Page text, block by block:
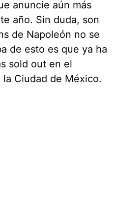
anuncie aún más
año. Sin duda, son
de Napoleón no se
de esto es que ya ha
sold out en el
Ciudad de México.